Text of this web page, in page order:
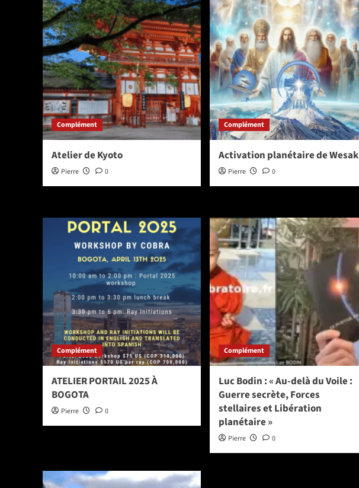
Complément
Atelier de Kyoto
Pierre 0
Complément
Activation planétaire de Wesak
Pierre 0
Complément
ATELIER PORTAIL 2025 À
BOGOTA
Pierre 0
Complément
Luc Bodin : « Au-delà du Voile :
Guerre secrète, Forces
stellaires et Libération
planétaire »
Pierre 0